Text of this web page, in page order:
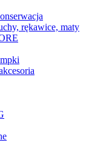
rękawice, maty